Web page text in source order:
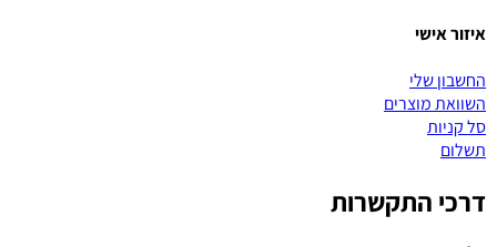
איזור אישי
החשבון שלי
השוואת מוצרים
סל קניות
תשלום
דרכי התקשרות